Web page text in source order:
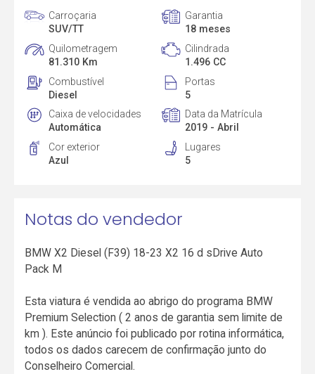
Carroçaria
SUV/TT
Garantia
18 meses
Quilometragem
81.310 Km
Cilindrada
1.496 CC
Combustível
Diesel
Portas
5
Caixa de velocidades
Automática
Data da Matrícula
2019 - Abril
Cor exterior
Azul
Lugares
5
Notas do vendedor
BMW X2 Diesel (F39) 18-23 X2 16 d sDrive Auto
Pack M
Esta viatura é vendida ao abrigo do programa BMW
Premium Selection ( 2 anos de garantia sem limite de
km ). Este anúncio foi publicado por rotina informática,
todos os dados carecem de confirmação junto do
Conselheiro Comercial.